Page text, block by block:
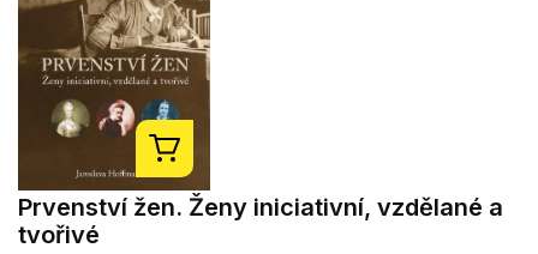
Prvenství žen. Ženy iniciativní, vzdělané a
tvořivé